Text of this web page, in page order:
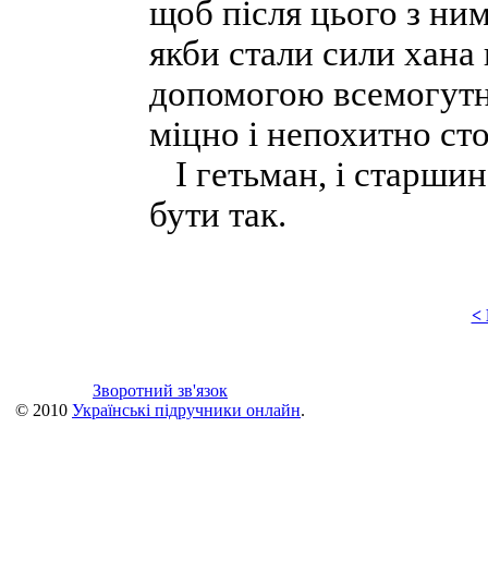
щоб після цього з
якби стали сили хана
допомогою
міцно і непохитно
І гетьман, і
бути так.
<
Зворотний зв'язок
© 2010 Українські підручники онлайн.